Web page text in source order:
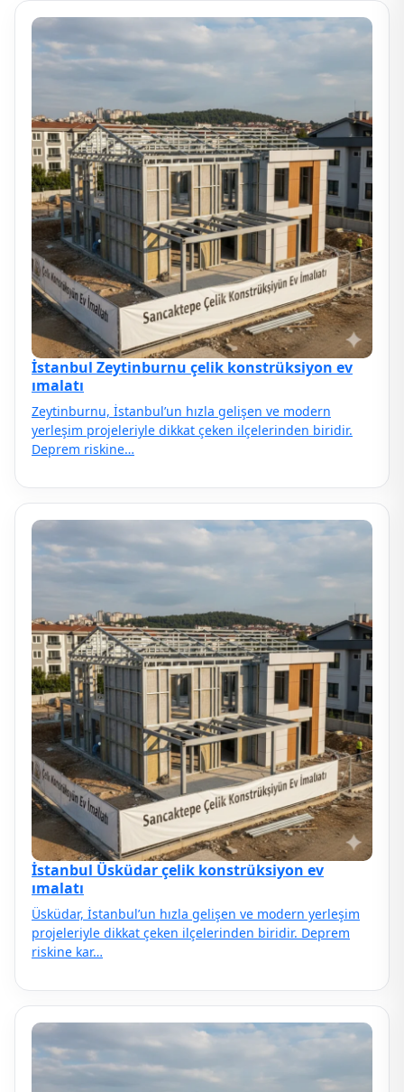
İstanbul Zeytinburnu çelik konstrüksiyon ev
ımalatı
Zeytinburnu, İstanbul’un hızla gelişen ve modern
yerleşim projeleriyle dikkat çeken ilçelerinden biridir.
Deprem riskine…
İstanbul Üsküdar çelik konstrüksiyon ev
ımalatı
Üsküdar, İstanbul’un hızla gelişen ve modern yerleşim
projeleriyle dikkat çeken ilçelerinden biridir. Deprem
riskine kar…